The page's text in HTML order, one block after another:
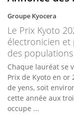
Groupe Kyocera
Le Prix Kyoto
électronicien et
des
Chaque lauréat se
Prix de Kyoto en or
de yens, soit
cette année aux
occupe ...